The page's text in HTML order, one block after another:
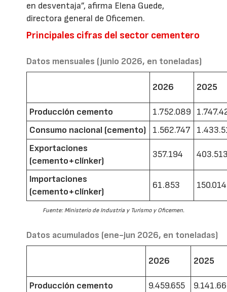
en desventaja”, afirma Elena Guede,
directora general de Oficemen.
Principales cifras del sector cementero
Datos mensuales (junio 2026, en toneladas)
2026 2025
Producción cemento 1.752.089
Consumo nacional (cemento)
1.562.747
Exportaciones
(cemento+clínker)
357.194
Importaciones
(cemento+clínker)
61.853 150.014
Fuente: Ministerio de Industria y Turismo y Oficemen.
Datos acumulados (ene-jun 2026, en toneladas)
2026 2025
Producción cemento 9.459.655